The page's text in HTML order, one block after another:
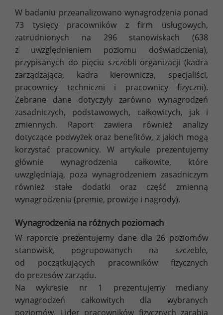
W badaniu przeanalizowano wynagrodzenia ponad
73 tysięcy pracowników z firm usługowych,
zatrudnionych na 296 stanowiskach (638
z uwzględnieniem poziomu doświadczenia),
przypisanych do pięciu szczebli organizacji (kadra
zarządzająca, kadra kierownicza, specjaliści,
pracownicy techniczni i pracownicy fizyczni).
Zebrane dane dotyczyły zarówno wynagrodzeń
zasadniczych, podstawowych, całkowitych, jak i
zmiennych. Raport zawiera również analizy
dotyczące podwyżek oraz benefitów, z jakich mogą
korzystać pracownicy. W artykule prezentujemy
głównie wynagrodzenia całkowite, które
uwzględniają, poza wynagrodzeniem zasadniczym
również stałe dodatki oraz część zmienną
wynagrodzenia (premie, prowizje i nagrody).
Wynagrodzenia na różnych poziomach
W raporcie prezentujemy dane dla 26 poziomów
stanowisk, pogrupowanych na szczeble,
od początkujących pracowników fizycznych
do prezesów zarządu.
Na wykresie nr 1 prezentujemy mediany
wynagrodzeń całkowitych dla wybranych
poziomów. Lider pracowników fizycznych zarabia